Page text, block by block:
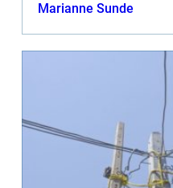
Marianne Sunde